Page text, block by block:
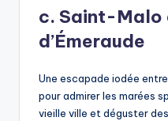
c. Saint-Malo
d’Émeraude
Une escapade iodée
pour admirer les marées
vieille ville et déguster